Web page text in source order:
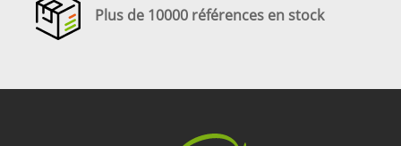
Plus de 10000 références en stock